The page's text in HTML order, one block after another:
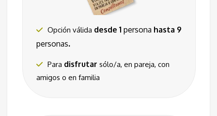
Opción válida desde 1 persona hasta 9
personas.
Para disfrutar sólo/a, en pareja, con
amigos o en familia